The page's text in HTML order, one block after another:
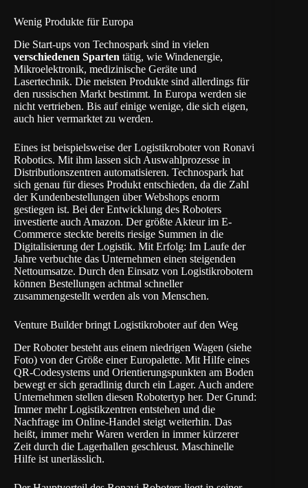
Wenig Produkte für Europa
Die Start-ups von Technospark sind in vielen
verschiedenen Sparten tätig, wie Windenergie,
Mikroelektronik, medizinische Geräte und
Lasertechnik. Die meisten Produkte sind allerdings für
den russischen Markt bestimmt. In Europa werden sie
nicht vertrieben. Bis auf einige wenige, die sich eigen,
auch hier vermarktet zu werden.
Eines ist beispielsweise der Logistikroboter von Ronavi
Robotics. Mit ihm lassen sich Auswahlprozesse in
Distributionszentren automatisieren. Technospark hat
sich genau für dieses Produkt entschieden, da die Zahl
der Kundenbestellungen über Webshops enorm
gestiegen ist. Bei der Entwicklung des Roboters
investierte auch Amazon. Der größte Akteur im E-
Commerce steckte bereits riesige Summen in die
Digitalisierung der Logistik. Mit Erfolg: Im Laufe der
Jahre verbuchte das Unternehmen einen steigenden
Nettoumsatze. Durch den Einsatz von Logistikrobotern
können Bestellungen achtmal schneller
zusammengestellt werden als von Menschen.
Venture Builder bringt Logistikroboter auf den Weg
Der Roboter besteht aus einem niedrigen Wagen (siehe
Foto) von der Größe einer Europalette. Mit Hilfe eines
QR-Codesystems und Orientierungspunkten am Boden
bewegt er sich geradlinig durch ein Lager. Auch andere
Unternehmen stellen diesen Robotertyp her. Der Grund:
Immer mehr Logistikzentren entstehen und die
Nachfrage im Online-Handel steigt weiterhin. Das
heißt, immer mehr Waren werden in immer kürzerer
Zeit durch die Lagerhallen geschleust. Maschinelle
Hilfe ist unerlässlich.